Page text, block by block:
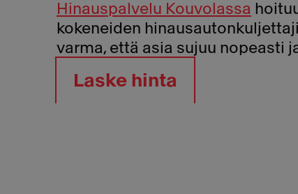
Hinauspalvelu Kouvolassa
kokeneiden
varma, että asia sujuu nopeasti
Laske hinta